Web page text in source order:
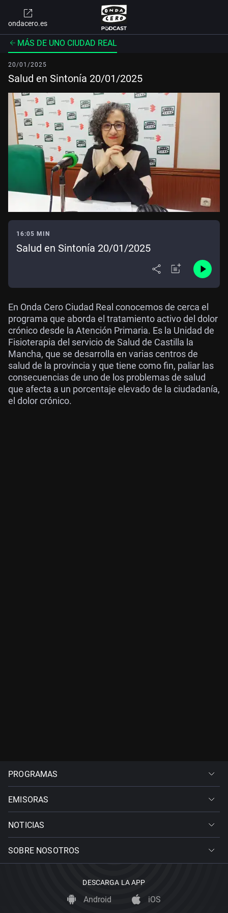
ondacero.es
MÁS DE UNO CIUDAD REAL
20/01/2025
Salud en Sintonía 20/01/2025
16:05 MIN
Salud en Sintonía 20/01/2025
En Onda Cero Ciudad Real conocemos de cerca el
programa que aborda el tratamiento activo del dolor
crónico desde la Atención Primaria. Es la Unidad de
Fisioterapia del servicio de Salud de Castilla la
Mancha, que se desarrolla en varias centros de
salud de la provincia y que tiene como fin, paliar las
consecuencias de uno de los problemas de salud
que afecta a un porcentaje elevado de la ciudadanía,
el dolor crónico.
PROGRAMAS
EMISORAS
NOTICIAS
SOBRE NOSOTROS
DESCARGA LA APP
Android iOS